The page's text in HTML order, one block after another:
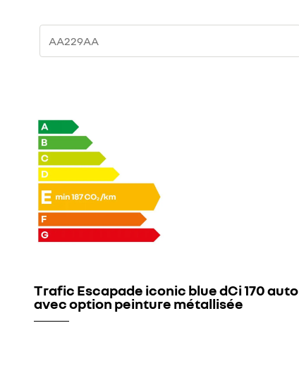
Trafic Escapade iconic blue dCi 170 auto
avec option peinture métallisée